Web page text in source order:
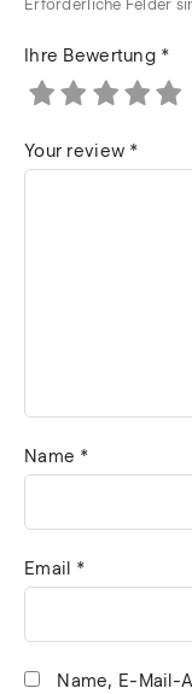
Erforderliche Felder
Ihre Bewertung *
Your review *
Name *
Email *
Name, E-Mail-